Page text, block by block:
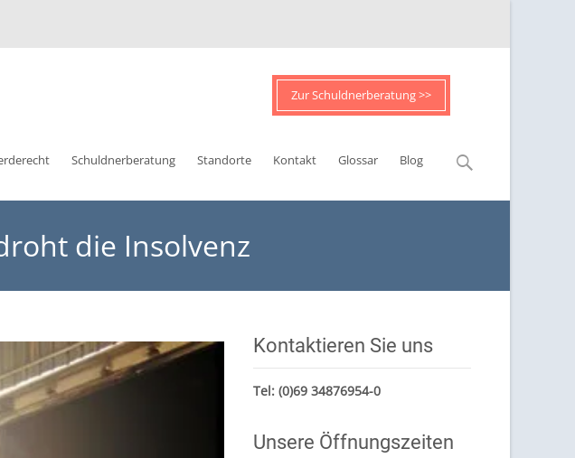
Schuldnerberatung Standorte Kontakt
Zur Schuldnerberatung >>
Glossar Blog
Suchen
nach:
die Insolvenz
Kontaktieren Sie uns
Tel: (0)69 34876954-0
Unsere Öffnungszeiten